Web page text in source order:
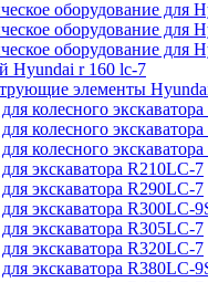
оборудование для
оборудование для
оборудование для
Hyundai r 160 lc-7
элементы
колесного
колесного
колесного
экскаватора R210LC-7
экскаватора R290LC-7
экскаватора R300LC-
экскаватора R305LC-7
экскаватора R320LC-7
экскаватора R380LC-